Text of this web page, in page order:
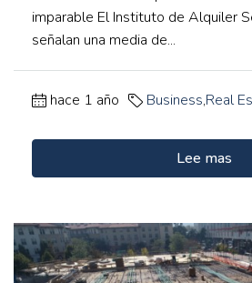
imparable El Instituto de Alquiler
señalan una media de...
hace 1 año Business,Real
Lee mas